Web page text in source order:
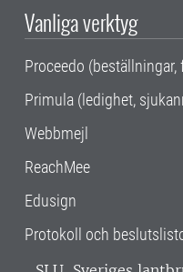
Vanliga verktyg
Proceedo (beställningar,
Primula (ledighet,
Webbmejl
ReachMee
Edusign
Protokoll och